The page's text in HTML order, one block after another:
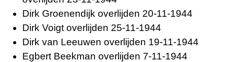
Dirk Groenendijk overlijden 20-11-1944
Dirk Voigt overlijden 25-11-1944
Dirk van Leeuwen overlijden 19-11-1944
Egbert Beekman overlijden 7-11-1944